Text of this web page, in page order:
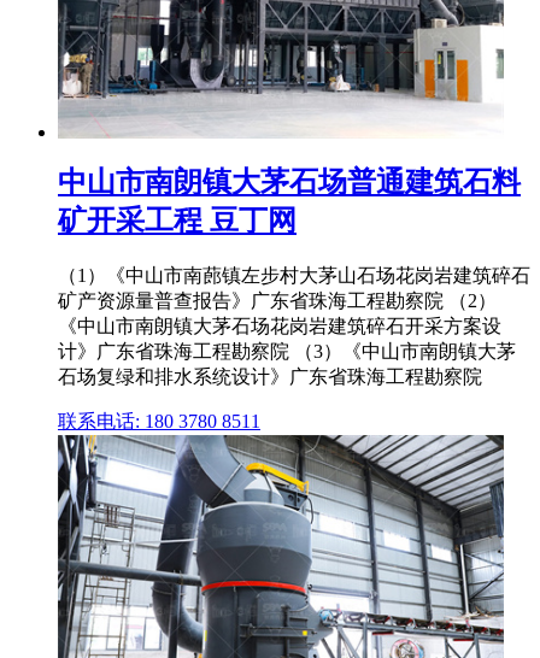
中山市南朗镇大茅石场普通建筑石料
矿开采工程 豆丁网
（1）《中山市南蓢镇左步村大茅山石场花岗岩建筑碎石
矿产资源量普查报告》广东省珠海工程勘察院 （2）
《中山市南朗镇大茅石场花岗岩建筑碎石开采方案设
计》广东省珠海工程勘察院 （3）《中山市南朗镇大茅
石场复绿和排水系统设计》广东省珠海工程勘察院
联系电话: 180 3780 8511